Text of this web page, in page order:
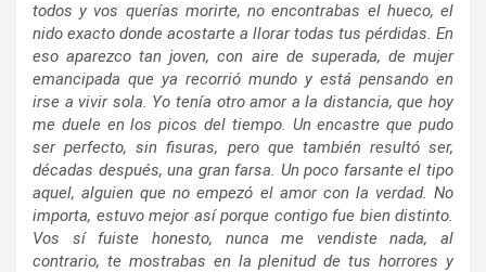
todos y vos querías morirte, no encontrabas el hueco, el
nido exacto donde acostarte a llorar todas tus pérdidas. En
eso aparezco tan joven, con aire de superada, de mujer
emancipada que ya recorrió mundo y está pensando en
irse a vivir sola. Yo tenía otro amor a la distancia, que hoy
me duele en los picos del tiempo. Un encastre que pudo
ser perfecto, sin fisuras, pero que también resultó ser,
décadas después, una gran farsa. Un poco farsante el tipo
aquel, alguien que no empezó el amor con la verdad. No
importa, estuvo mejor así porque contigo fue bien distinto.
Vos sí fuiste honesto, nunca me vendiste nada, al
contrario, te mostrabas en la plenitud de tus horrores y